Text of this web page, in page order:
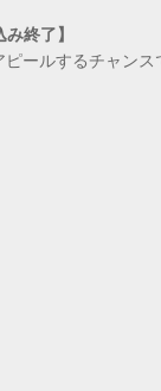
終了】
ールするチャンス